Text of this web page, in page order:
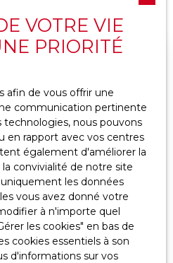
Rechercher
Créer une alerte
GIER 2 pièce(s)
VOTRE VIE
PRIORITÉ
afin de vous offrir une
communication pertinente
technologies, nous pouvons
en rapport avec vos centres
également d'améliorer la
convivialité de notre site
les données
vous avez donné votre
à n'importe quel
les cookies″ en bas de
cookies essentiels à son
d'informations sur vos